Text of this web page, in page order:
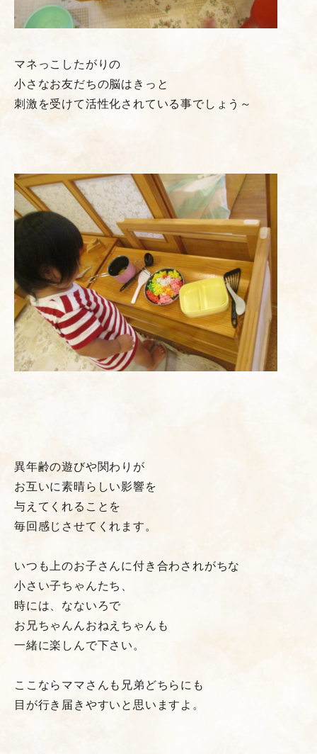
マネっこしたがりの
小さなお友だちの脳はきっと
刺激を受けて活性化されている事でしょう～
異年齢の遊びや関わりが
お互いに素晴らしい影響を
与えてくれることを
毎回感じさせてくれます。
いつも上のお子さんに付き合わされがちな
小さい子ちゃんたち、
時には、なないろで
お兄ちゃんんおねえちゃんも
一緒に楽しんで下さい。
ここならママさんも兄弟どちらにも
目が行き届きやすいと思いますよ。